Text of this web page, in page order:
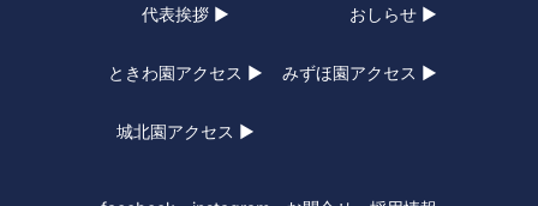
代表挨拶 ▶ おしらせ ▶
ときわ園アクセス ▶ みずほ園アクセス ▶
城北園アクセス ▶